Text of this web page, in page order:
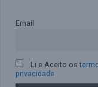
Email
Li e Aceito os
privacidade